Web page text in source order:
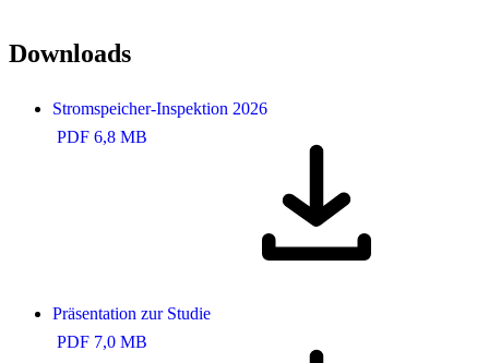
Downloads
Stromspeicher-Inspektion 2026
PDF 6,8 MB
Präsentation zur Studie
PDF 7,0 MB